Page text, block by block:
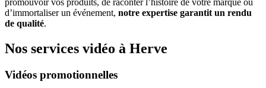
promouvoir vos produits, de raconter l’histoire de votre marque ou
d’immortaliser un événement, notre expertise garantit un rendu
de qualité.
Nos services vidéo à Herve
Vidéos promotionnelles